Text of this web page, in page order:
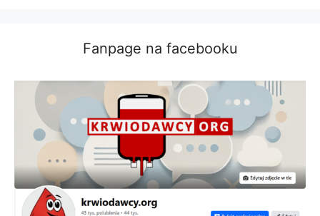
Fanpage na facebooku